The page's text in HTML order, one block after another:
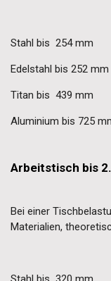
Stahl bis 254 mm
Edelstahl bis 252 mm
Titan bis 439 mm
Aluminium bis 725
Arbeitstisch bis
Bei einer
Materialien,